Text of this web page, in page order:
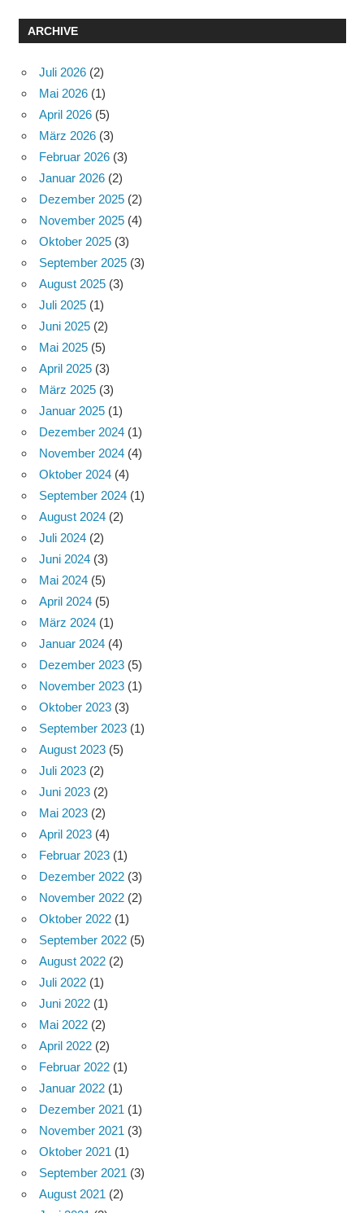
ARCHIVE
Juli 2026 (2)
Mai 2026 (1)
April 2026 (5)
März 2026 (3)
Februar 2026 (3)
Januar 2026 (2)
Dezember 2025 (2)
November 2025 (4)
Oktober 2025 (3)
September 2025 (3)
August 2025 (3)
Juli 2025 (1)
Juni 2025 (2)
Mai 2025 (5)
April 2025 (3)
März 2025 (3)
Januar 2025 (1)
Dezember 2024 (1)
November 2024 (4)
Oktober 2024 (4)
September 2024 (1)
August 2024 (2)
Juli 2024 (2)
Juni 2024 (3)
Mai 2024 (5)
April 2024 (5)
März 2024 (1)
Januar 2024 (4)
Dezember 2023 (5)
November 2023 (1)
Oktober 2023 (3)
September 2023 (1)
August 2023 (5)
Juli 2023 (2)
Juni 2023 (2)
Mai 2023 (2)
April 2023 (4)
Februar 2023 (1)
Dezember 2022 (3)
November 2022 (2)
Oktober 2022 (1)
September 2022 (5)
August 2022 (2)
Juli 2022 (1)
Juni 2022 (1)
Mai 2022 (2)
April 2022 (2)
Februar 2022 (1)
Januar 2022 (1)
Dezember 2021 (1)
November 2021 (3)
Oktober 2021 (1)
September 2021 (3)
August 2021 (2)